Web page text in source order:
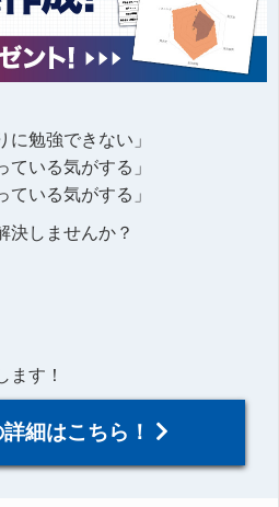
に勉強できない」
ている気がする」
ている気がする」
決しませんか？
ます！
細はこちら！